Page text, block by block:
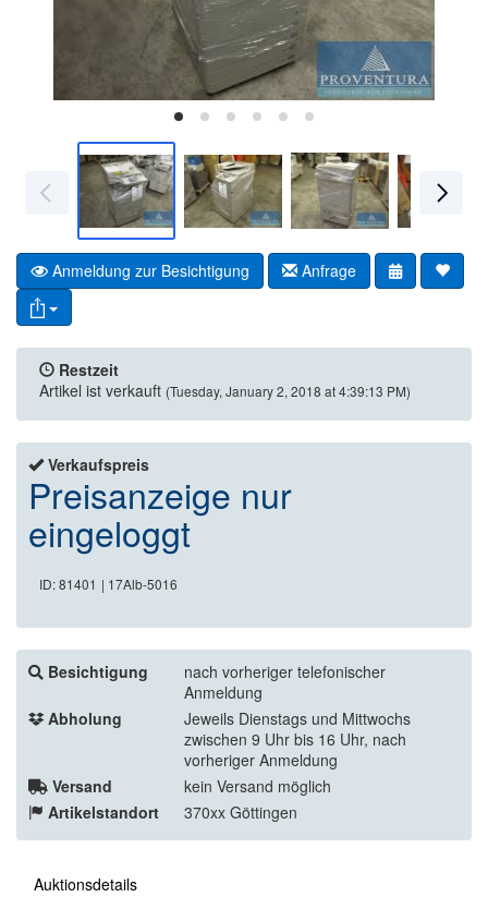
Anmeldung zur Besichtigung Anfrage
Restzeit
Artikel ist verkauft (Tuesday, January 2, 2018 at 4:39:13 PM)
Verkaufspreis
Preisanzeige nur
eingeloggt
ID: 81401 | 17Alb-5016
Besichtigung
nach vorheriger telefonischer
Anmeldung
Abholung
Jeweils Dienstags und Mittwochs
zwischen 9 Uhr bis 16 Uhr, nach
vorheriger Anmeldung
Versand
kein Versand möglich
Artikelstandort
370xx Göttingen
Auktionsdetails